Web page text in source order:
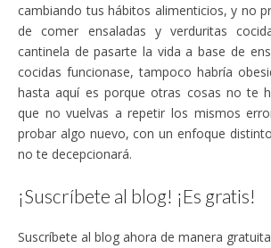
cambiando tus hábitos alimenticios, y no
de comer ensaladas y verduritas
cantinela de pasarte la vida a base de
cocidas funcionase, tampoco habría
hasta aquí es porque otras cosas no te
que no vuelvas a repetir los mismos
probar algo nuevo, con un enfoque
no te decepcionará.
¡Suscríbete al blog! ¡Es gratis!
Suscríbete al blog ahora de manera